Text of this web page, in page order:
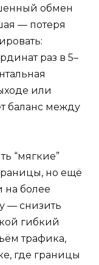
обмен
— потеря
раз в 5–
или
баланс между
“мягкие”
но ещё
на более
— снизить
гибкий
трафика,
где границы